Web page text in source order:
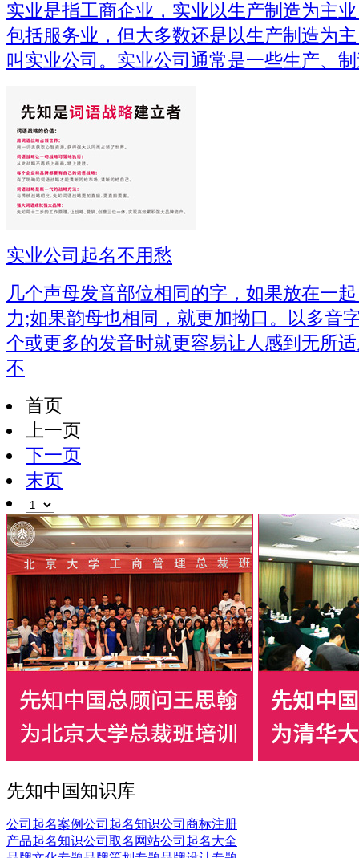
实业是指工商企业，实业以生产制造为主
包括服务业，但大多数还是以生产制造为
叫实业公司。实业公司通常是一些生产、
实业公司起名不用愁
几个声母发音部位相同的字，如果放在一
力;如果韵母也相同，就更加拗口。以多音
个或更多的发音时就更容易让人感到无所
不
首页
上一页
下一页
末页
先知中国知识库
公司起名案例公司起名知识公司商标注册
产品起名知识公司取名网站公司起名大全